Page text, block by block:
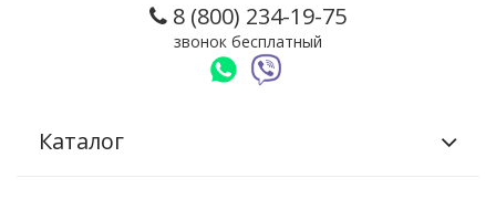
8 (800) 234-19-75
звонок бесплатный
Каталог